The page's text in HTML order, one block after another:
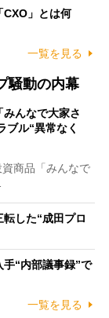
CXO」とは何
一覧を見る
騒動の内幕
みんなで大家さ
ブル“異常なく
商品「みんなで
転した“成田プロ
手“内部議事録”で
一覧を見る